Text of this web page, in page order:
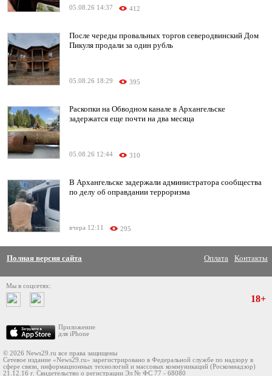
05.08.26 14:37 412
После череды провальных торгов северодвинский Дом
Пикуля продали за один рубль
05.08.26 18:29 395
Раскопки на Обводном канале в Архангельске
задержатся еще почти на два месяца
05.08.26 12:44 310
В Архангельске задержали администратора сообщества
по делу об оправдании терроризма
вчера 12:11 295
Полная версия сайта Оплата Контакты
Мы в соцсетях:
Приложение
для iPhone
18+
© 2026 News29.ru все права защищены
Сетевое издание «News29.ru» зарегистрировано в Федеральной службе по надзору в
сфере связи, информационных технологий и массовых коммуникаций (Роскомнадзор)
21.12.16 г. Свидетельство о регистрации Эл № ФС 77 - 68080